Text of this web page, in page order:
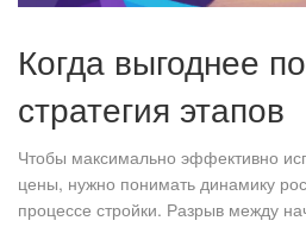
Когда выгоднее
стратегия этапов
Чтобы максимально эффективно
цены, нужно понимать динамику
процессе стройки. Разрыв между